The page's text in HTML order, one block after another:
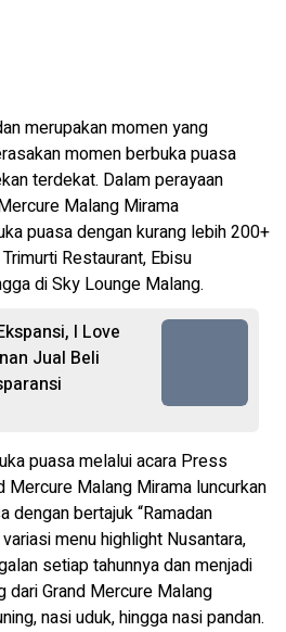
merupakan momen yang
momen berbuka puasa
terdekat. Dalam perayaan
Malang Mirama
puasa dengan kurang lebih 200+
Restaurant, Ebisu
di Sky Lounge Malang.
I Love
Jual Beli
puasa melalui acara Press
Mercure Malang Mirama luncurkan
dengan bertajuk “Ramadan
menu highlight Nusantara,
setiap tahunnya dan menjadi
dari Grand Mercure Malang
nasi uduk, hingga nasi pandan.